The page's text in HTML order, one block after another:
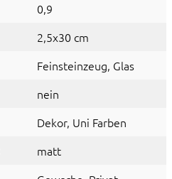
0,9
2,5x30 cm
Feinsteinzeug, Glas
nein
Dekor, Uni Farben
matt